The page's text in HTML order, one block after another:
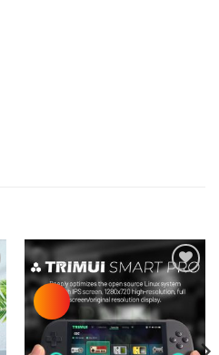
Add to
wishlist